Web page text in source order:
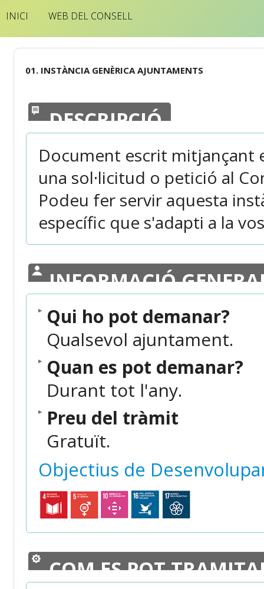
INICI WEB DEL CONSELL
01. INSTÀNCIA GENÈRICA AJUNTAMENTS
DESCRIPCIÓ
Document escrit mitjançant
una sol·licitud o petició al
Podeu fer servir aquesta
específic que s'adapti a la
INFORMACIÓ
Qui ho pot demanar?
Qualsevol ajuntament.
Quan es pot demanar?
Durant tot l'any.
Preu del tràmit
Gratuït.
Objectius de
COM ES POT